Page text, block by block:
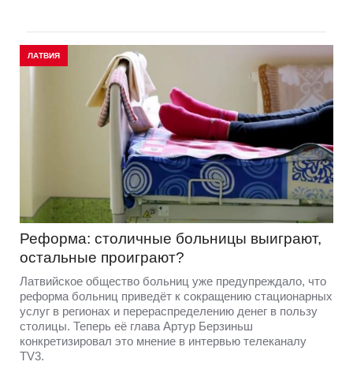
ЛАТВИЯ
Реформа: столичные больницы выиграют,
остальные проиграют?
Латвийское общество больниц уже предупреждало, что
реформа больниц приведёт к сокращению стационарных
услуг в регионах и перераспределению денег в пользу
столицы. Теперь её глава Артур Берзиньш
конкретизировал это мнение в интервью телеканалу
TV3.